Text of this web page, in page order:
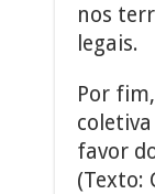
nos
legais.
Por
favor
(Texto: